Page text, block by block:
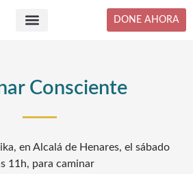
DONE AHORA
Consciente
en Alcalá de Henares, el sábado
11h, para caminar